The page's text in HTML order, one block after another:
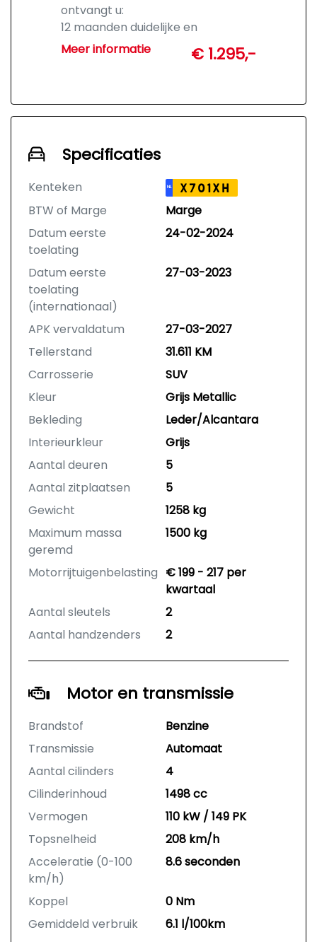
ontvangt u:
12 maanden duidelijke en
uitgebreide garantie
Vrijwel alle gebreken gedekt
leeftijdsbeperking
redelijkerwijs mag verwachten
Hulp via het BOVAG-hulploket bij
garantieclaims
Geschillencommissie
Nakomingsgarantie van BOVAG
In noodsituaties herstel mogelijk bij
een andere garage (bijv. in het
buitenland)
BOVAG Garantie is de “geen-
gedoe-garantie”.
Meer informatie € 1.295,-
Specificaties
Kenteken NL X701XH
BTW of Marge
Marge
Datum eerste
toelating
24-02-2024
Datum eerste
toelating
(internationaal)
27-03-2023
APK vervaldatum
27-03-2027
Tellerstand
31.611 KM
Carrosserie
SUV
Kleur
Grijs Metallic
Bekleding
Leder/Alcantara
Interieurkleur
Grijs
Aantal deuren
5
Aantal zitplaatsen
5
Gewicht
1258 kg
Maximum massa
geremd
1500 kg
Motorrijtuigenbelasting € 199 - 217 per
kwartaal
Aantal sleutels
2
Aantal handzenders
2
Motor en transmissie
Brandstof
Benzine
Transmissie
Automaat
Aantal cilinders
4
Cilinderinhoud
1498 cc
Vermogen
110 kW / 149 PK
Topsnelheid
208 km/h
Acceleratie (0-100
km/h)
8.6 seconden
Koppel
0 Nm
Gemiddeld verbruik
6.1 l/100km